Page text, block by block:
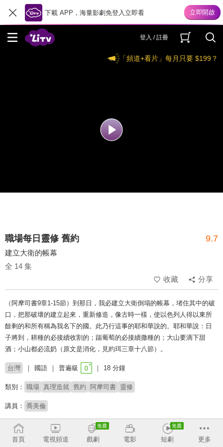
下載 APP，海量影劇免登入立即看
登入 / 註冊
「頻道+看片」每月只要 $199？
職場每日靈修 舊約 9.7
建立大衛的帳幕
全 14 集
收藏
分享
（阿摩司書9章1-15節）到那日，我必建立大衛倒塌的帳幕，堵住其中的破
口，把那破壞的建立起來，重新修造，像古時一樣，使以色列人得以東所
餘剩的和所有稱為我名下的國。此乃行這事的耶和華說的。耶和華說：日
子將到，耕種的必接續收割的；踹葡萄的必接續撒種的；大山要滴下甜
酒；小山都必流奶（原文是消化，見約珥三章十八節）。
台灣 國語 普遍級 18 分鐘
類別： 職場 真理造就 舊約 阿摩司書 靈修
講員： 喬美倫
收回
首頁
電視頻道 戲劇 電影 短劇 更多